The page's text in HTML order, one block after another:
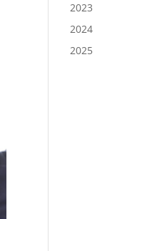
2023
2024
2025